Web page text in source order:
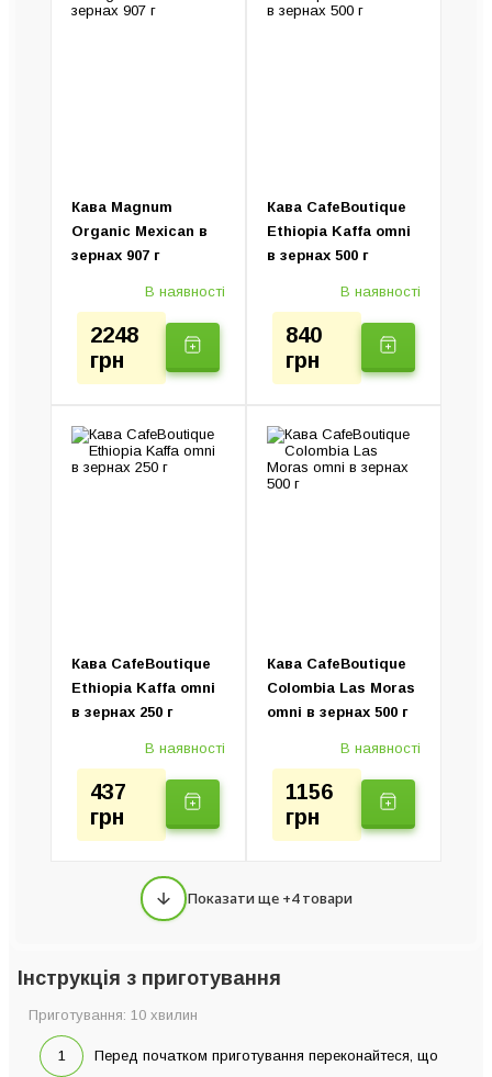
Кава Magnum
Organic Mexican в
зернах 907 г
В наявності
2248
грн
Кава CafeBoutique
Ethiopia Kaffa omni
в зернах 500 г
В наявності
840
грн
Кава CafeBoutique
Ethiopia Kaffa omni
в зернах 250 г
В наявності
437
грн
Кава CafeBoutique
Colombia Las Moras
omni в зернах 500 г
В наявності
1156
грн
Показати ще +4 товари
Інструкція з приготування
Приготування: 10 хвилин
Перед початком приготування переконайтеся, що